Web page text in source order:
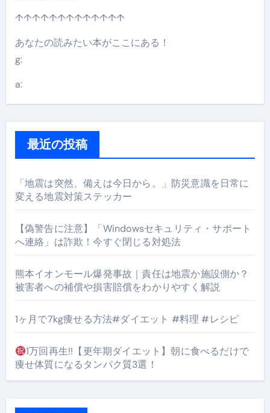
↑↑↑↑↑↑↑↑↑↑↑↑↑
あなたの読みたい本がここにある！
g:
a:
最近の投稿
「地震は突然、備えは今日から。」防災意識を日常に
変える地震対策ステッカー
【偽警告に注意】「Windowsセキュリティ・サポート
へ連絡」は詐欺！今すぐ閉じる対処法
熊本イオンモール爆発事故｜責任は地震か施設側か？
被害者への補償や損害賠償をわかりやすく解説
1ヶ月で7kg痩せる方法#ダイエット #料理 #レシピ
1万回再生!!【更年期ダイエット】朝に食べるだけで
痩せ体質になるタンパク質3選！